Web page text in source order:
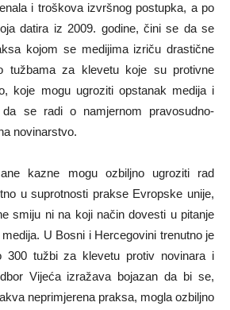
i troškova izvršnog postupka, a po
datira iz 2009. godine, čini se da se
kojom se medijima izriču drastične
tužbama za klevetu koje su protivne
koje mogu ugroziti opstanak medija i
se radi o namjernom pravosudno-
novinarstvo.
kazne mogu ozbiljno ugroziti rad
u suprotnosti prakse Evropske unije,
smiju ni na koji način dovesti u pitanje
U Bosni i Hercegovini trenutno je
300 tužbi za klevetu protiv novinara i
Vijeća izražava bojazan da bi se,
neprimjerena praksa, mogla ozbiljno